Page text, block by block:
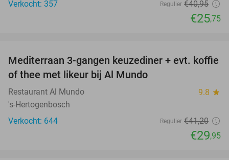
Verkocht: 357
Regulier €40,95
€25,75
27%
Mediterraan 3-gangen keuzediner + evt. koffie
of thee met likeur bij Al Mundo
Restaurant Al Mundo 9.8 star
's-Hertogenbosch
Verkocht: 644
Regulier €41,20
€29,95